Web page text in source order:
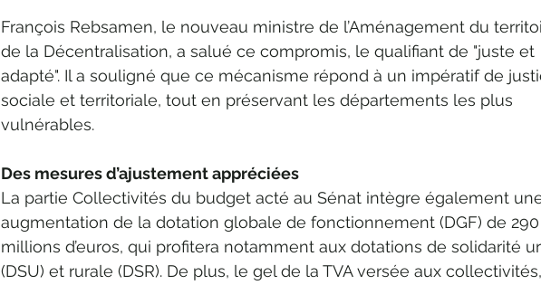
François Rebsamen, le nouveau ministre de l’Aménagement du
de la Décentralisation, a salué ce compromis, le qualifiant de "juste et
adapté". Il a souligné que ce mécanisme répond à un impératif de
sociale et territoriale, tout en préservant les départements les plus
vulnérables.
Des mesures d’ajustement appréciées
La partie Collectivités du budget acté au Sénat intègre également
augmentation de la dotation globale de fonctionnement (DGF) de
millions d’euros, qui profitera notamment aux dotations de solidarité
(DSU) et rurale (DSR). De plus, le gel de la TVA versée aux